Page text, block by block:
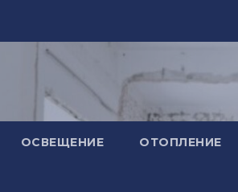
ОСВЕЩЕНИЕ ОТОПЛЕНИЕ